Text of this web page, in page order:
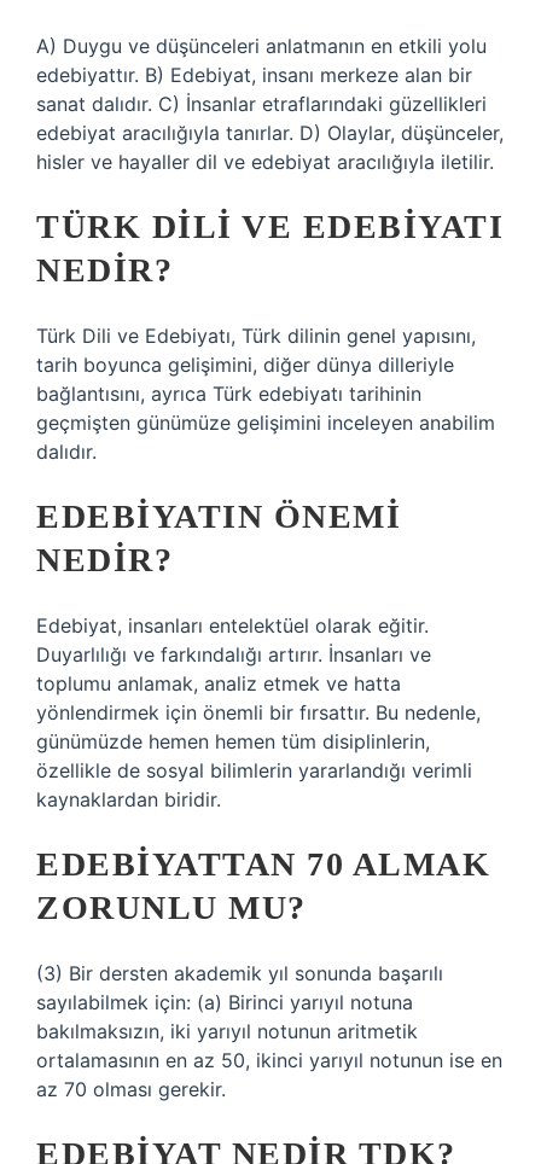
A) Duygu ve düşünceleri anlatmanın en etkili yolu
edebiyattır. B) Edebiyat, insanı merkeze alan bir
sanat dalıdır. C) İnsanlar etraflarındaki güzellikleri
edebiyat aracılığıyla tanırlar. D) Olaylar, düşünceler,
hisler ve hayaller dil ve edebiyat aracılığıyla iletilir.
TÜRK DILI VE EDEBIYATI
NEDIR?
Türk Dili ve Edebiyatı, Türk dilinin genel yapısını,
tarih boyunca gelişimini, diğer dünya dilleriyle
bağlantısını, ayrıca Türk edebiyatı tarihinin
geçmişten günümüze gelişimini inceleyen anabilim
dalıdır.
EDEBIYATIN ÖNEMI
NEDIR?
Edebiyat, insanları entelektüel olarak eğitir.
Duyarlılığı ve farkındalığı artırır. İnsanları ve
toplumu anlamak, analiz etmek ve hatta
yönlendirmek için önemli bir fırsattır. Bu nedenle,
günümüzde hemen hemen tüm disiplinlerin,
özellikle de sosyal bilimlerin yararlandığı verimli
kaynaklardan biridir.
EDEBIYATTAN 70 ALMAK
ZORUNLU MU?
(3) Bir dersten akademik yıl sonunda başarılı
sayılabilmek için: (a) Birinci yarıyıl notuna
bakılmaksızın, iki yarıyıl notunun aritmetik
ortalamasının en az 50, ikinci yarıyıl notunun ise en
az 70 olması gerekir.
EDEBIYAT NEDIR TDK?